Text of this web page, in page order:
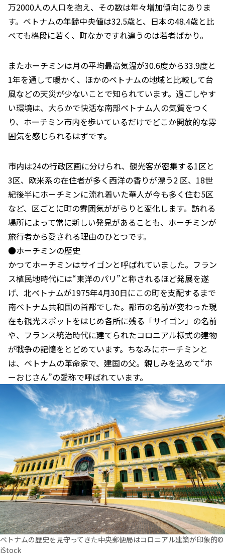
万2000人の人口を抱え、その数は年々増加傾向にありま
す。ベトナムの年齢中央値は32.5歳と、日本の48.4歳と比
べても格段に若く、町なかですれ違うのは若者ばかり。
またホーチミンは月の平均最高気温が30.6度から33.9度と
1年を通して暖かく、ほかのベトナムの地域と比較して台
風などの天災が少ないことで知られています。過ごしやす
い環境は、大らかで快活な南部ベトナム人の気質をつく
り、ホーチミン市内を歩いているだけでどこか開放的な雰
囲気を感じられるはずです。
市内は24の行政区画に分けられ、観光客が密集する1区と
3区、欧米系の在住者が多く西洋の香りが漂う2 区、18世
紀後半にホーチミンに流れ着いた華人が今も多く住む5区
など、区ごとに町の雰囲気ががらりと変化します。訪れる
場所によって常に新しい発見があることも、ホーチミンが
旅行者から愛される理由のひとつです。
●ホーチミンの歴史
かつてホーチミンはサイゴンと呼ばれていました。フラン
ス植民地時代には“東洋のパリ”と称されるほど発展を遂
げ、北ベトナムが1975年4月30日にこの町を支配するまで
南ベトナム共和国の首都でした。都市の名前が変わった現
在も観光スポットをはじめ各所に残る「サイゴン」の名前
や、フランス統治時代に建てられたコロニアル様式の建物
が戦争の記憶をとどめています。ちなみにホーチミンと
は、ベトナムの革命家で、建国の父。親しみを込めて“ホ
ーおじさん”の愛称で呼ばれています。
ベトナムの歴史を見守ってきた中央郵便局はコロニアル建築が印象的©
iStock